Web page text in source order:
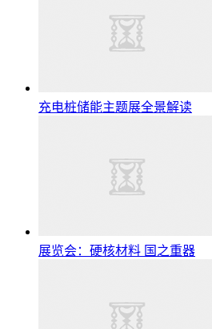
充电桩储能主题展全景解读
展览会：硬核材料 国之重器